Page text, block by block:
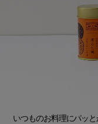
いつものお料理にパッ